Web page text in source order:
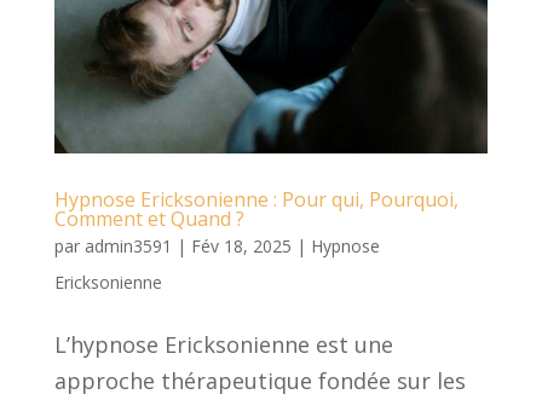
Hypnose Ericksonienne : Pour qui, Pourquoi,
Comment et Quand ?
par admin3591 | Fév 18, 2025 | Hypnose
Ericksonienne
L’hypnose Ericksonienne est une
approche thérapeutique fondée sur les